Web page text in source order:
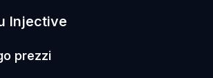
Injective
prezzi